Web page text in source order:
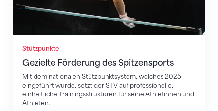
Stützpunkte
Gezielte Förderung des Spitzensports
Mit dem nationalen Stützpunktsystem, welches 2025
eingeführt wurde, setzt der STV auf professionelle,
einheitliche Trainingsstrukturen für seine Athletinnen und
Athleten.